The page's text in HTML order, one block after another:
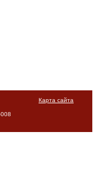
Карта сайта